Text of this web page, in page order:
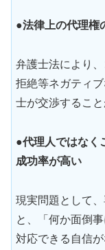
●法律上の代理権
弁護士法により
拒絶等ネガティ
士が交渉すること
●代理人ではなく
成功率が高い
現実問題として
と、「何か面倒
対応できる自信